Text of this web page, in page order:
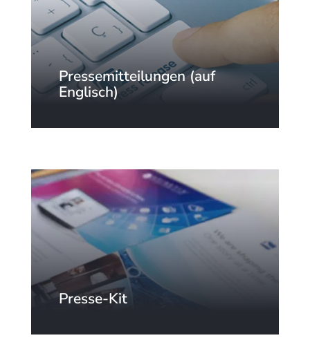
Pressemitteilungen (auf
Englisch)
Presse-Kit